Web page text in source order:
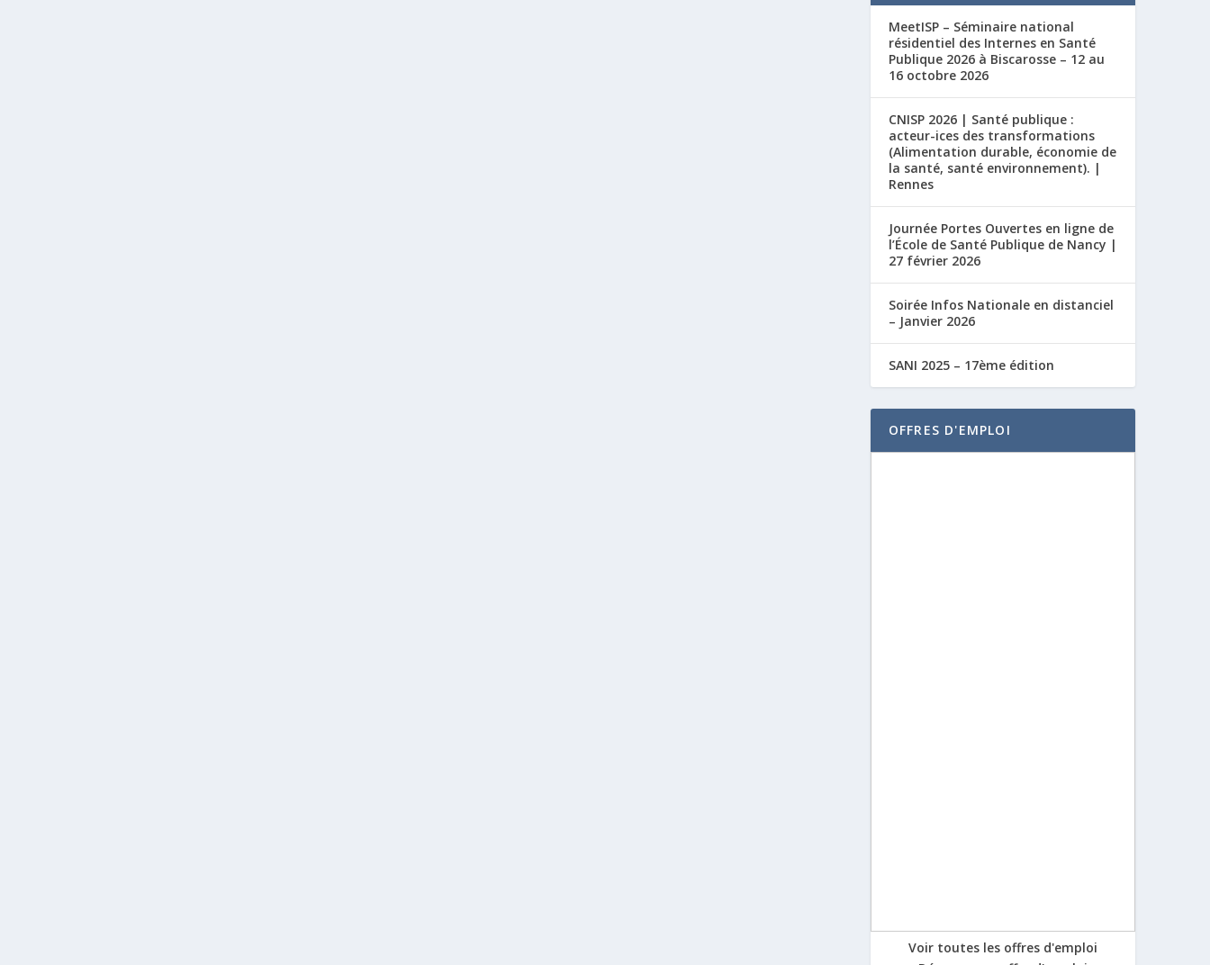
MeetISP – Séminaire national
résidentiel des Internes en Santé
Publique 2026 à Biscarosse – 12 au
16 octobre 2026
CNISP 2026 | Santé publique :
acteur-ices des transformations
(Alimentation durable, économie de
la santé, santé environnement). |
Rennes
Journée Portes Ouvertes en ligne de
l’École de Santé Publique de Nancy |
27 février 2026
Soirée Infos Nationale en distanciel
– Janvier 2026
SANI 2025 – 17ème édition
OFFRES D'EMPLOI
Voir toutes les offres d'emploi